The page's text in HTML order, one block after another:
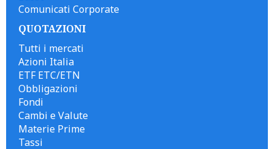
Comunicati Corporate
QUOTAZIONI
Tutti i mercati
Azioni Italia
ETF ETC/ETN
Obbligazioni
Fondi
Cambi e Valute
Materie Prime
Tassi